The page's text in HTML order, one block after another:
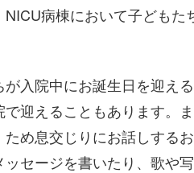
病棟において子どもた
入院中にお誕生日を迎え
迎えることもあります。
ため息交じりにお話しする
セージを書いたり、歌や